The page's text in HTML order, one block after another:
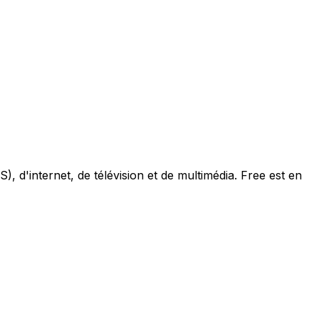
d'internet, de télévision et de multimédia. Free est en